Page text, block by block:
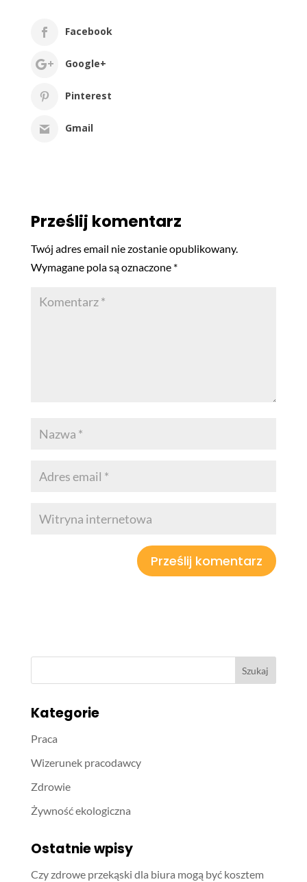
Facebook
Google+
Pinterest
Gmail
Prześlij komentarz
Twój adres email nie zostanie opublikowany.
Wymagane pola są oznaczone *
Kategorie
Praca
Wizerunek pracodawcy
Zdrowie
Żywność ekologiczna
Ostatnie wpisy
Czy zdrowe przekąski dla biura mogą być kosztem